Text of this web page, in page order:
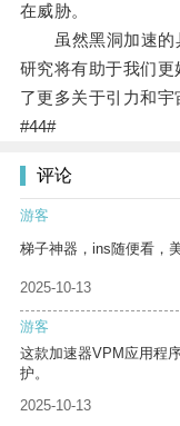
在威胁。
虽然黑洞加速的
研究将有助于我们
了更多关于引力和宇
#44#
评论
游客
梯子神器，ins随便看，
2025-10-13
游客
这款加速器VPM应用程
护。
2025-10-13